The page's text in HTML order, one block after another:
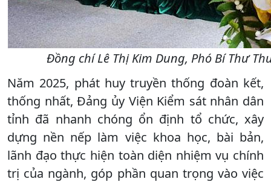
Đồng chí Lê Thị Kim Dung, Phó Bí Thư
Năm 2025, phát huy truyền thống đoàn kết,
thống nhất, Đảng ủy Viện Kiểm sát nhân dân
tỉnh đã nhanh chóng ổn định tổ chức, xây
dựng nền nếp làm việc khoa học, bài bản,
lãnh đạo thực hiện toàn diện nhiệm vụ chính
trị của ngành, góp phần quan trọng vào việc